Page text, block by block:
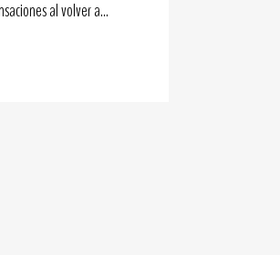
al volver a...